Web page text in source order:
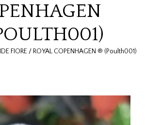
FIORE / ROYAL COPENHAGEN ® (Poulth001)